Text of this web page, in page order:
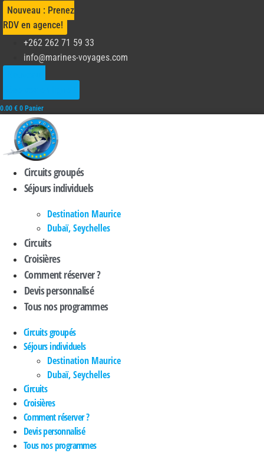
Aller
au
contenu
Nouveau : Prenez
RDV en agence!
+262 262 71 59 33
info@marines-voyages.com
0.00 € 0 Panier
Circuits groupés
Séjours individuels
Destination Maurice
Dubaï, Seychelles
Circuits
Croisières
Comment réserver ?
Devis personnalisé
Tous nos programmes
Circuits groupés
Séjours individuels
Destination Maurice
Dubaï, Seychelles
Circuits
Croisières
Comment réserver ?
Devis personnalisé
Tous nos programmes